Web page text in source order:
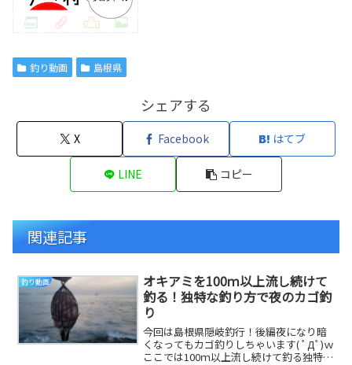
釣り動画 島根県
シェアする
X Facebook はてブ
LINE コピー
関連記事
釣り動画
オキアミを100ｍ以上流し続けて
釣る！独特な釣り方で夜のカゴ釣
り
今回は島根県隠岐釣行！後編夜になり暗
くなってもカゴ釣りしちゃいます( ﾟДﾟ)ｗ
ここでは100ｍ以上流し続けて釣る独特な